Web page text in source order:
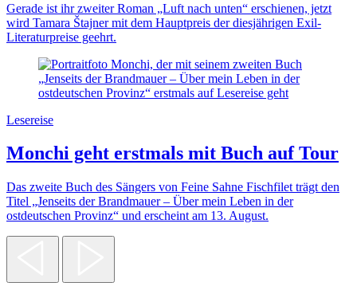
Gerade ist ihr zweiter Roman „Luft nach unten“ erschienen, jetzt
wird Tamara Štajner mit dem Hauptpreis der diesjährigen Exil-
Literaturpreise geehrt.
Lesereise
Monchi geht erstmals mit Buch auf Tour
Das zweite Buch des Sängers von Feine Sahne Fischfilet trägt den
Titel „Jenseits der Brandmauer – Über mein Leben in der
ostdeutschen Provinz“ und erscheint am 13. August.